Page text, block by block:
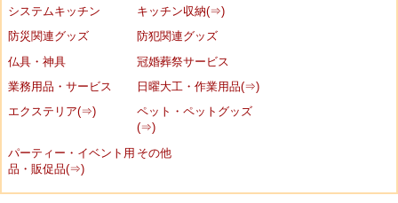
システムキッチン
キッチン収納(⇒)
防災関連グッズ
防犯関連グッズ
仏具・神具
冠婚葬祭サービス
業務用品・サービス
日曜大工・作業用品(⇒)
エクステリア(⇒)
ペット・ペットグッズ
(⇒)
パーティー・イベント用
品・販促品(⇒)
その他